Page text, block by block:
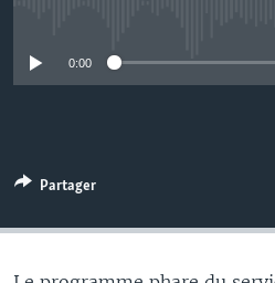
0:00
Partager